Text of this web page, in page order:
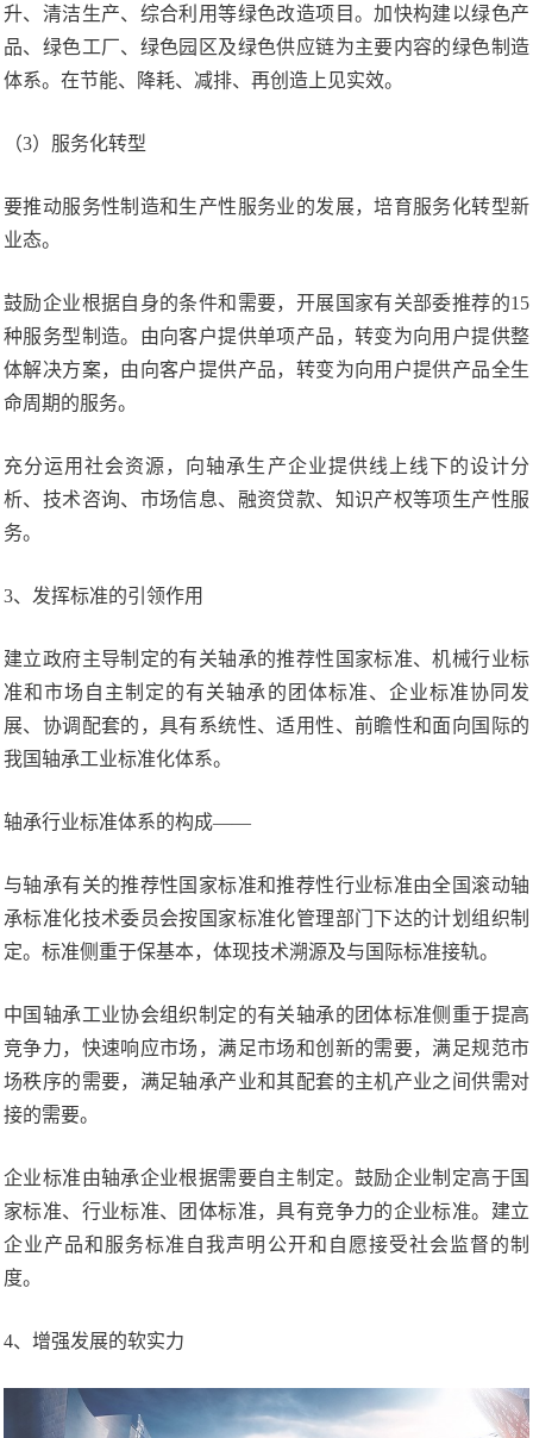
升、清洁生产、综合利用等绿色改造项目。加快构建以绿色产
品、绿色工厂、绿色园区及绿色供应链为主要内容的绿色制造
体系。在节能、降耗、减排、再创造上见实效。
（3）服务化转型
要推动服务性制造和生产性服务业的发展，培育服务化转型新
业态。
鼓励企业根据自身的条件和需要，开展国家有关部委推荐的15
种服务型制造。由向客户提供单项产品，转变为向用户提供整
体解决方案，由向客户提供产品，转变为向用户提供产品全生
命周期的服务。
充分运用社会资源，向轴承生产企业提供线上线下的设计分
析、技术咨询、市场信息、融资贷款、知识产权等项生产性服
务。
3、发挥标准的引领作用
建立政府主导制定的有关轴承的推荐性国家标准、机械行业标
准和市场自主制定的有关轴承的团体标准、企业标准协同发
展、协调配套的，具有系统性、适用性、前瞻性和面向国际的
我国轴承工业标准化体系。
轴承行业标准体系的构成——
与轴承有关的推荐性国家标准和推荐性行业标准由全国滚动轴
承标准化技术委员会按国家标准化管理部门下达的计划组织制
定。标准侧重于保基本，体现技术溯源及与国际标准接轨。
中国轴承工业协会组织制定的有关轴承的团体标准侧重于提高
竞争力，快速响应市场，满足市场和创新的需要，满足规范市
场秩序的需要，满足轴承产业和其配套的主机产业之间供需对
接的需要。
企业标准由轴承企业根据需要自主制定。鼓励企业制定高于国
家标准、行业标准、团体标准，具有竞争力的企业标准。建立
企业产品和服务标准自我声明公开和自愿接受社会监督的制
度。
4、增强发展的软实力